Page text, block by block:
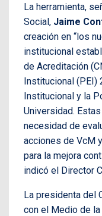
La herramienta,
Social, Jaime
creación en “los
institucional
de Acreditación
Institucional (PEI)
Institucional y la
Universidad.
necesidad de
acciones de VcM
para la mejora
indicó el Director
La presidenta del
con el Medio de